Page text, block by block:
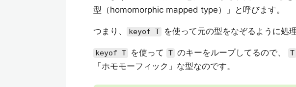
型（homomorphic mapped type）」と呼びます。
つまり、 keyof T を使って元の型をなぞるように処
keyof T を使って T のキーをループしてるので、 T
「ホモモーフィック」な型なのです。